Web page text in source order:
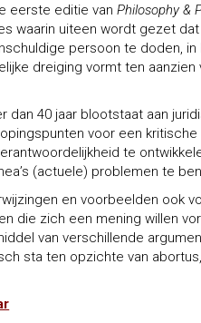
eerste editie van Philosophy &
waarin uiteen wordt gezet
persoon te doden, in
dreiging vormt ten aanzien
dan 40 jaar blootstaat aan
voor een kritische
te
(actuele) problemen te
en voorbeelden ook
die zich een mening willen
van verschillende
sta ten opzichte van